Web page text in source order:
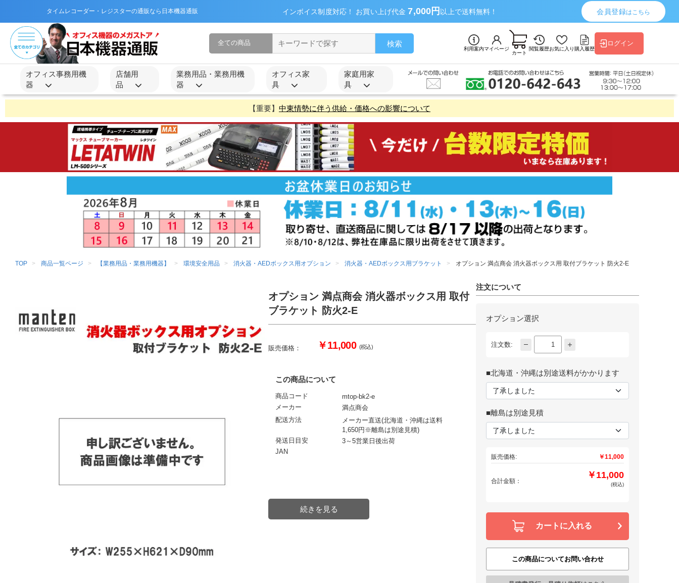
タイムレコーダー・レジスターの通販なら日本機器通販 インボイス制度対応！ お買い上げ代金7,000円 以上で送料無料！ 会員登録はこちら
検索
利用案内マイページ
カート
閲覧履歴お気に入り購入履歴
ログイン
オフィス事務用機
器
店舗用
品
業務用品・業務用機
器
オフィス家
具
家庭用家
具
【重要】 中東情勢に伴う供給・価格への影響について
TOP 商品一覧ページ 【業務用品・業務用機器】 環境安全用品 消火器・AEDボックス用オプション 消火器・AEDボックス用ブラケット オプション 満点商会 消火器ボックス用 取付ブラケット 防火2-E
オプション 満点商会 消火器ボックス用 取付
ブラケット 防火2-E
販売価格： ￥11,000 (税込)
この商品について
商品コード
mtop-bk2-e
メーカー
満点商会
配送方法
メーカー直送(北海道・沖縄は送料
1,650円※離島は別途見積)
発送日目安
3～5営業日後出荷
JAN
注文について
オプション選択
注文数:
■北海道・沖縄は別途送料がかかります
■離島は別途見積
販売価格: ￥11,000
合計金額：
￥11,000
(税込)
カートに入れる
この商品についてお問い合わせ